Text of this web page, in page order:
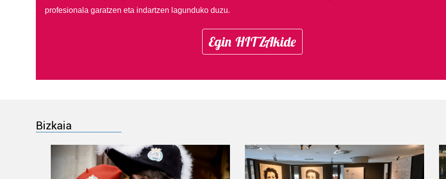
profesionala garatzen eta indartzen lagunduko duzu.
Egin HITZAkide
Bizkaia